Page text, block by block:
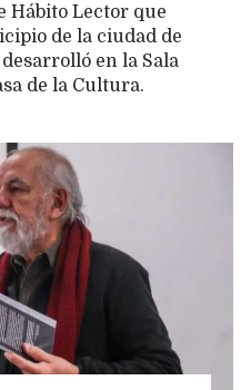
Hábito Lector que
de la ciudad de
en la Sala
de la Cultura.